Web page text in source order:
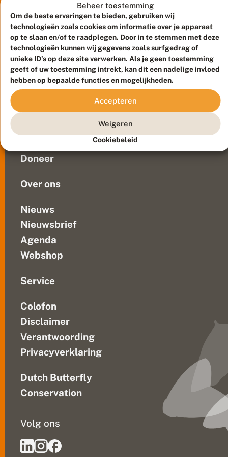
Beheer toestemming
Om de beste ervaringen te bieden, gebruiken wij
technologieën zoals cookies om informatie over je apparaat
op te slaan en/of te raadplegen. Door in te stemmen met deze
technologieën kunnen wij gegevens zoals surfgedrag of
unieke ID's op deze site verwerken. Als je geen toestemming
geeft of uw toestemming intrekt, kan dit een nadelige invloed
hebben op bepaalde functies en mogelijkheden.
Accepteren
Weigeren
Cookiebeleid
j
u
f
f
e
r
p
r
f
i
t
e
e
t
naam
zegt
het
al:
hij
zwerft.
Je
kunt
hem
dus
treffen
plaatsen
waar
Contact
Veelgestelde vragen
Doneer
Over ons
Nieuws
Nieuwsbrief
Agenda
Webshop
Service
Colofon
Disclaimer
Verantwoording
Privacyverklaring
Dutch Butterfly
Conservation
Volg ons
Meld waarnemingen
© 2026 Vlinderstichting
Duurzaam ontwikkeld doorGo2People, ontworpen door
Blue Field Agency
Privacy
Disclaimer
Sitemap